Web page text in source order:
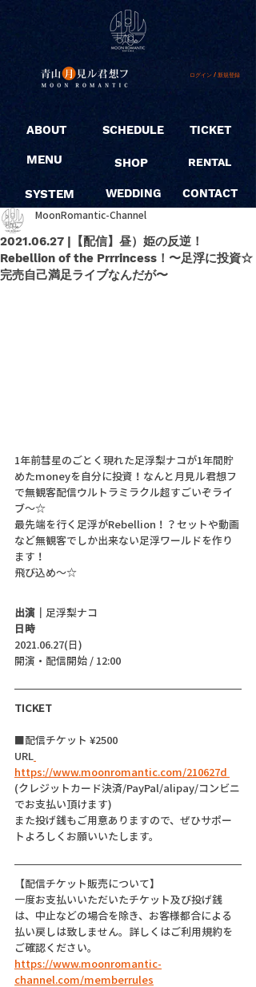
ログイン / 新規登録
ABOUT
MENU
SYSTEM
SCHEDULE
SHOP
WEDDING
TICKET
RENTAL
CONTACT
2021.06.27 |【配信】昼）姫の反逆！
Rebellion of the Prrrincess！〜足浮に投資☆
完売自己満足ライブなんだが〜
MoonRomantic-Channel
1年前彗星のごとく現れた足浮梨ナコが1年間貯
めたmoneyを自分に投資！なんと月見ル君想フ
で無観客配信ウルトラミラクル超すごいぞライ
ブ〜☆
最先端を行く足浮がRebellion！？セットや動画
など無観客でしか出来ない足浮ワールドを作り
ます！
飛び込め〜☆
出演｜ 足浮梨ナコ
日時
2021.06.27(日)
開演・配信開始 / 12:00
TICKET
■配信チケット ¥2500
URL
https://www.moonromantic.com/210627d
(クレジットカード決済/PayPal/alipay/コンビニ
でお支払い頂けます)
また投げ銭もご用意ありますので、ぜひサポー
トよろしくお願いいたします。
【配信チケット販売について】
一度お支払いいただいたチケット及び投げ銭
は、中止などの場合を除き、お客様都合による
払い戻しは致しません。詳しくはご利用規約を
ご確認ください。
https://www.moonromantic-
channel.com/memberrules